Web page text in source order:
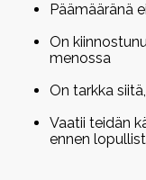
Päämääränä
On
menossa
On tarkka
Vaatii teidän
ennen